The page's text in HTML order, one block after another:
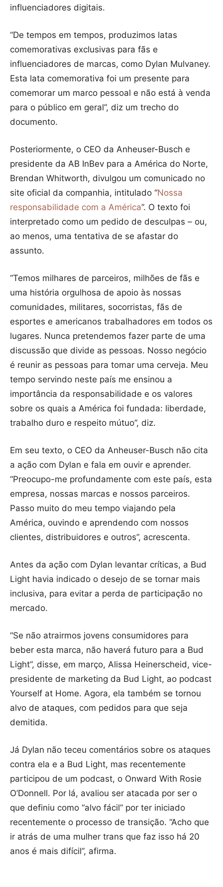
influenciadores digitais.
“De tempos em tempos, produzimos latas
comemorativas exclusivas para fãs e
influenciadores de marcas, como Dylan Mulvaney.
Esta lata comemorativa foi um presente para
comemorar um marco pessoal e não está à venda
para o público em geral”, diz um trecho do
documento.
Posteriormente, o CEO da Anheuser-Busch e
presidente da AB InBev para a América do Norte,
Brendan Whitworth, divulgou um comunicado no
site oficial da companhia, intitulado “Nossa
responsabilidade com a América”. O texto foi
interpretado como um pedido de desculpas – ou,
ao menos, uma tentativa de se afastar do
assunto.
“Temos milhares de parceiros, milhões de fãs e
uma história orgulhosa de apoio às nossas
comunidades, militares, socorristas, fãs de
esportes e americanos trabalhadores em todos os
lugares. Nunca pretendemos fazer parte de uma
discussão que divide as pessoas. Nosso negócio
é reunir as pessoas para tomar uma cerveja. Meu
tempo servindo neste país me ensinou a
importância da responsabilidade e os valores
sobre os quais a América foi fundada: liberdade,
trabalho duro e respeito mútuo”, diz.
Em seu texto, o CEO da Anheuser-Busch não cita
a ação com Dylan e fala em ouvir e aprender.
“Preocupo-me profundamente com este país, esta
empresa, nossas marcas e nossos parceiros.
Passo muito do meu tempo viajando pela
América, ouvindo e aprendendo com nossos
clientes, distribuidores e outros”, acrescenta.
Antes da ação com Dylan levantar críticas, a Bud
Light havia indicado o desejo de se tornar mais
inclusiva, para evitar a perda de participação no
mercado.
“Se não atrairmos jovens consumidores para
beber esta marca, não haverá futuro para a Bud
Light”, disse, em março, Alissa Heinerscheid, vice-
presidente de marketing da Bud Light, ao podcast
Yourself at Home. Agora, ela também se tornou
alvo de ataques, com pedidos para que seja
demitida.
Já Dylan não teceu comentários sobre os ataques
contra ela e a Bud Light, mas recentemente
participou de um podcast, o Onward With Rosie
O’Donnell. Por lá, avaliou ser atacada por ser o
que definiu como “alvo fácil” por ter iniciado
recentemente o processo de transição. “Acho que
ir atrás de uma mulher trans que faz isso há 20
anos é mais difícil”, afirma.